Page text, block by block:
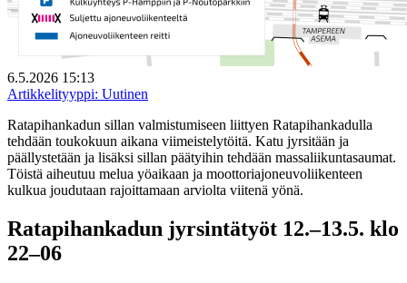
6.5.2026 15:13
Artikkelityyppi: Uutinen
Ratapihankadun sillan valmistumiseen liittyen Ratapihankadulla
tehdään toukokuun aikana viimeistelytöitä. Katu jyrsitään ja
päällystetään ja lisäksi sillan päätyihin tehdään massaliikuntasaumat.
Töistä aiheutuu melua yöaikaan ja moottoriajoneuvoliikenteen
kulkua joudutaan rajoittamaan arviolta viitenä yönä.
Ratapihankadun jyrsintätyöt 12.–13.5. klo
22–06